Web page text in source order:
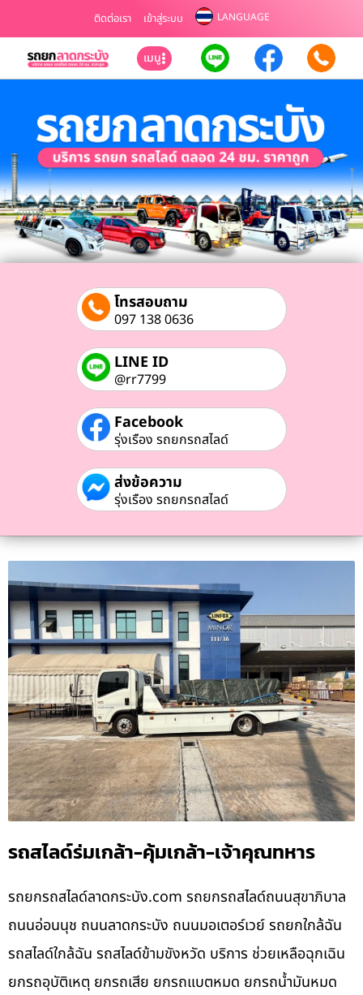
ติดต่อเรา เข้าสู่ระบบ LANGUAGE
เมนู
โทรสอบถาม
097 138 0636
LINE ID
@rr7799
Facebook
รุ่งเรือง รถยกรถสไลด์
ส่งข้อความ
รุ่งเรือง รถยกรถสไลด์
รถสไลด์ร่มเกล้า-คุ้มเกล้า-เจ้าคุณทหาร
รถยกรถสไลด์ลาดกระบัง.com รถยกรถสไลด์ถนนสุขาภิบาล
ถนนอ่อนนุช ถนนลาดกระบัง ถนนมอเตอร์เวย์ รถยกใกล้ฉัน
รถสไลด์ใกล้ฉัน รถสไลด์ข้ามขังหวัด บริการ ช่วยเหลือฉุกเฉิน
ยกรถอุบัติเหตุ ยกรถเสีย ยกรถแบตหมด ยกรถน้ำมันหมด